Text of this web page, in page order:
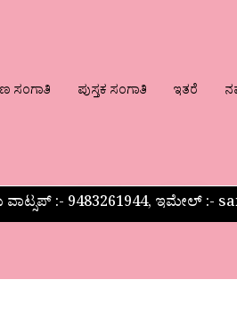
ಸಂಗಾತಿ ಪುಸ್ತಕ ಸಂಗಾತಿ ಇತರೆ
:- 9483261944, ಇಮೇಲ್ :-